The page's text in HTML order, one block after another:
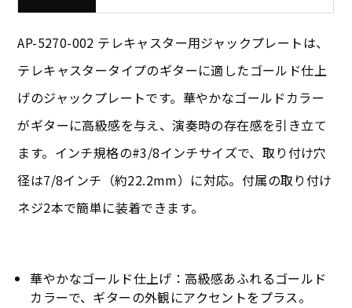
AP-5270-002 テレキャスター用ジャックプレートは、
テレキャスタータイプのギターに適したゴールド仕上
げのジャックプレートです。華やかなゴールドカラー
がギターに高級感を与え、演奏時の存在感を引き立て
ます。インチ規格の#3/8インチサイズで、取り付け穴
径は7/8インチ（約22.2mm）に対応。付属の取り付け
ネジ2本で簡単に装着できます。
華やかなゴールド仕上げ：高級感あふれるゴールド
カラーで、ギターの外観にアクセントをプラス。